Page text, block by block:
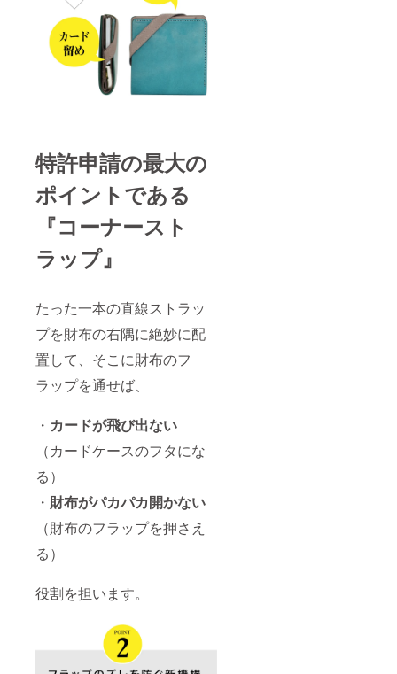
特許申請の最大の
ポイントである
『コーナースト
ラップ』
たった一本の直線ストラッ
プを財布の右隅に絶妙に配
置して、そこに財布のフ
ラップを通せば、
・ カードが飛び出ない
（カードケースのフタにな
る）
・ 財布がパカパカ開かない
（財布のフラップを押さえ
る）
役割を担います。